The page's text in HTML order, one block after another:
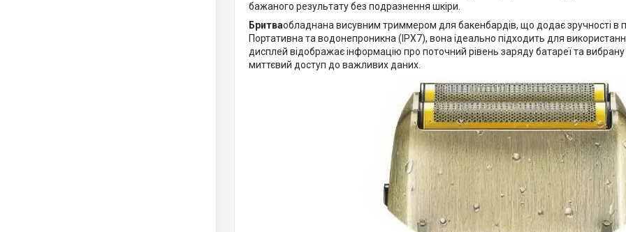
бажаного результату без подразнення шкіри.
Бритваобладнана висувним триммером для бакенбардів, що додає зручності в
Портативна та водонепроникна (IPX7), вона ідеально підходить для
дисплей відображає інформацію про поточний рівень заряду батареї та
миттєвий доступ до важливих даних.